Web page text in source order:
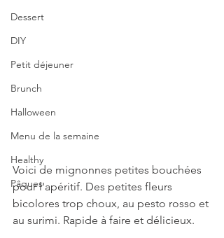
Dessert
DIY
Petit déjeuner
Brunch
Halloween
Menu de la semaine
Healthy
Pâques
Voici de mignonnes petites bouchées
pour l'apéritif. Des petites fleurs
bicolores trop choux, au pesto rosso et
au surimi. Rapide à faire et délicieux.